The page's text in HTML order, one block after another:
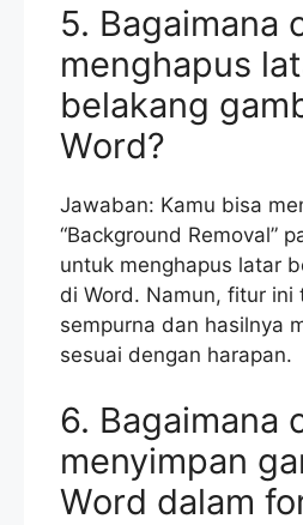
5. Bagaimana
menghapus
belakang
Word?
Jawaban: Kamu bisa
“Background Removal”
untuk menghapus latar
di Word. Namun, fitur ini
sempurna dan hasilnya
sesuai dengan harapan.
6. Bagaimana
menyimpan
Word dalam